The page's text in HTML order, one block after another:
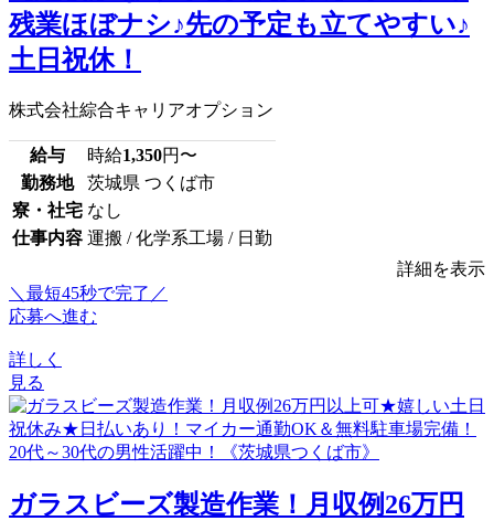
残業ほぼナシ♪先の予定も立てやすい♪
土日祝休！
株式会社綜合キャリアオプション
給与 時給1,350円〜
勤務地
茨城県 つくば市
寮・社宅 なし
仕事内容 運搬 / 化学系工場 / 日勤
詳細を表示
＼最短45秒で完了／
応募へ進む
詳しく
見る
ガラスビーズ製造作業！月収例26万円